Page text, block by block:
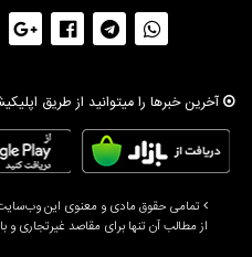
آخرین خبرها را میتوانید از طریق
تمامی حقوق مادی و معنوی این وب‌سایت
از مطالب آن تنها برای مقاصد غیرتجاری و